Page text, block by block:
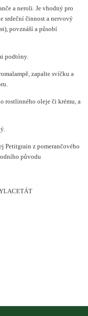
a neroli. Je vhodný pro
srdeční činnost a nervový
povznáší a působí
podtóny.
zapalte svíčku a
rostlinného oleje či krému, a
Petitgrain z pomerančového
původu